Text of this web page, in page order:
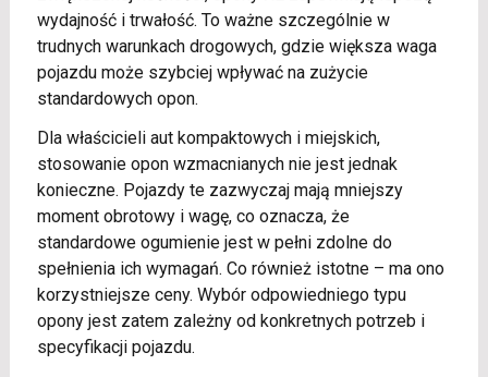
wydajność i trwałość. To ważne szczególnie w
trudnych warunkach drogowych, gdzie większa waga
pojazdu może szybciej wpływać na zużycie
standardowych opon.
Dla właścicieli aut kompaktowych i miejskich,
stosowanie opon wzmacnianych nie jest jednak
konieczne. Pojazdy te zazwyczaj mają mniejszy
moment obrotowy i wagę, co oznacza, że
standardowe ogumienie jest w pełni zdolne do
spełnienia ich wymagań. Co również istotne – ma ono
korzystniejsze ceny. Wybór odpowiedniego typu
opony jest zatem zależny od konkretnych potrzeb i
specyfikacji pojazdu.